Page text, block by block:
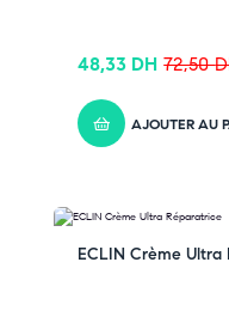
72,50
48,33 DH
AJOUTER AU
ECLIN Crème